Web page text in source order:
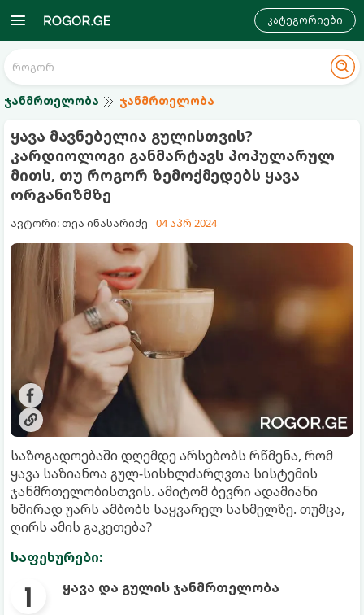
კატეგორიები
ჯანმრთელობა ჯანმრთელობა
ყავა მავნებელია გულისთვის?
კარდიოლოგი განმარტავს პოპულარულ
მითს, თუ როგორ ზემოქმედებს ყავა
ორგანიზმზე
ავტორი: თეა ინასარიძე 04 აპრ 2024
საზოგადოებაში დღემდე არსებობს რწმენა, რომ
ყავა საზიანოა გულ-სისხლძარღვთა სისტემის
ჯანმრთელობისთვის. ამიტომ ბევრი ადამიანი
ხშირად უარს ამბობს საყვარელ სასმელზე. თუმცა,
ღირს ამის გაკეთება?
საფეხურები:
ყავა და გულის ჯანმრთელობა